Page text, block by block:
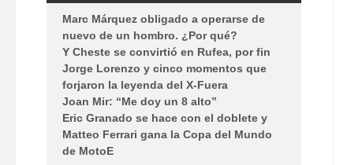
Marc Márquez obligado a operarse de
nuevo de un hombro. ¿Por qué?
Y Cheste se convirtió en Rufea, por fin
Jorge Lorenzo y cinco momentos que
forjaron la leyenda del X-Fuera
Joan Mir: “Me doy un 8 alto”
Eric Granado se hace con el doblete y
Matteo Ferrari gana la Copa del Mundo
de MotoE